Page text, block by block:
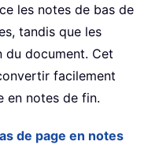
les notes de bas de
tandis que les
du document. Cet
facilement
en notes de fin.
de page en notes